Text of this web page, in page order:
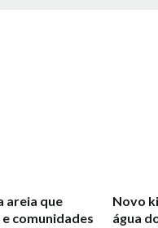
areia que
comunidades
Novo
água